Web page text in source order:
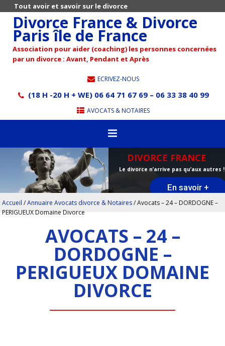
Tout avoir et savoir sur le divorce
Divorce France & Divorce
Paris île de France
Association pour aider (coaching) les personnes concernées
par un divorce : Avant, Pendant et Après
ECRIVEZ-NOUS
(18 H -20 H + WE) 06 64 71 67 69 – 06 33 38 40 99
AVOCATS & NOTAIRES
DIVORCE FRANCE
Le divorce n’arrive pas qu’aux autres !
En savoir +
Accueil /Annuaire Avocats divorce & Notaires/Avocats – 24 – DORDOGNE –
PERIGUEUX Domaine Divorce
AVOCATS – 24 –
DORDOGNE –
PERIGUEUX DOMAINE
DIVORCE